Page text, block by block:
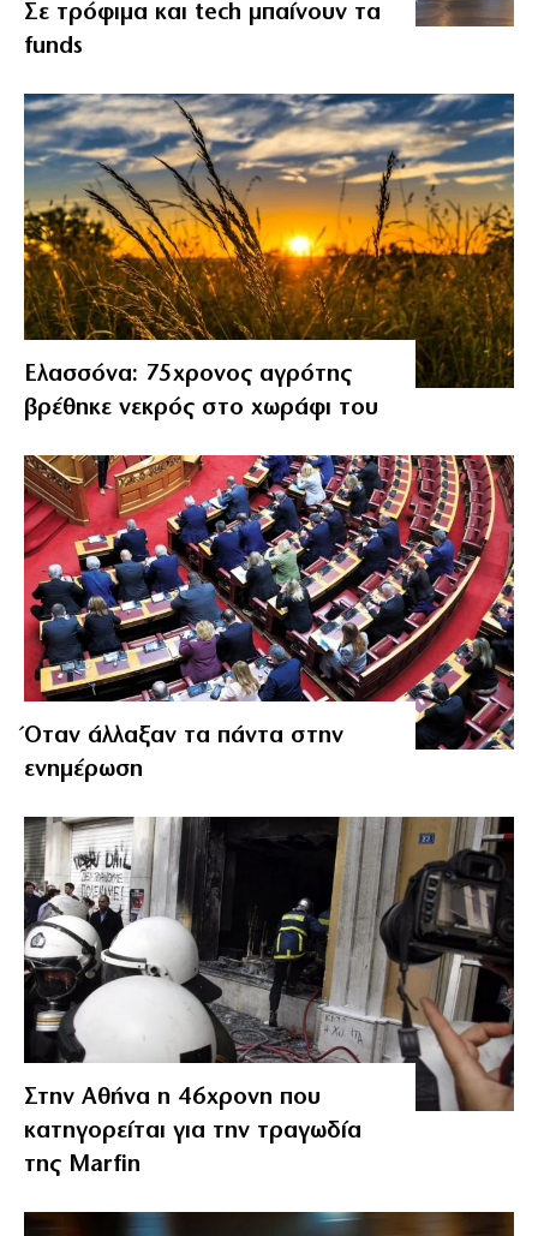
Σε τρόφιμα και tech μπαίνουν τα
funds
Ελασσόνα: 75χρονος αγρότης
βρέθηκε νεκρός στο χωράφι του
Όταν άλλαξαν τα πάντα στην
ενημέρωση
Στην Αθήνα η 46χρονη που
κατηγορείται για την τραγωδία
της Marfin